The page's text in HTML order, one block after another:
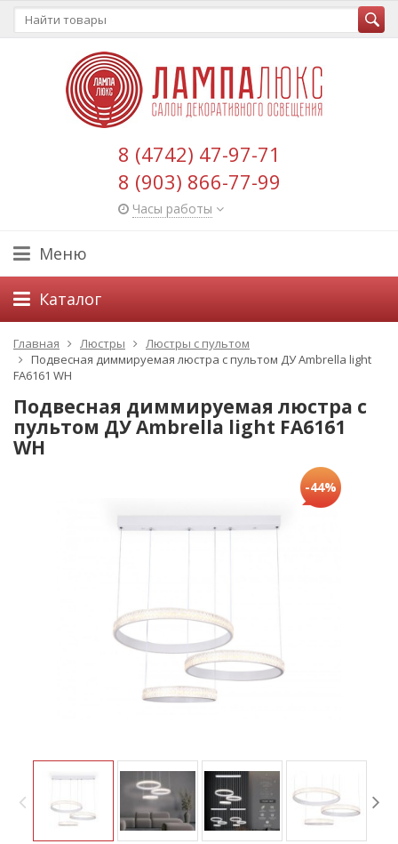
8 (4742) 47-97-71
8 (903) 866-77-99
Часы работы
Меню
Каталог
Главная Люстры
Люстры с пультом
Подвесная диммируемая люстра с пультом ДУ Ambrella light
FA6161 WH
Подвесная диммируемая люстра с
пультом ДУ Ambrella light FA6161
WH
-44%